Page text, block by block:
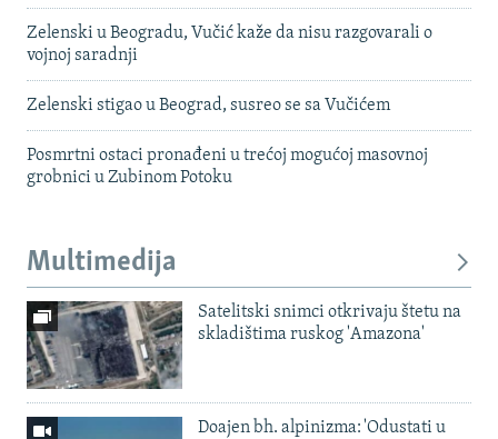
Zelenski u Beogradu, Vučić kaže da nisu razgovarali o
vojnoj saradnji
Zelenski stigao u Beograd, susreo se sa Vučićem
Posmrtni ostaci pronađeni u trećoj mogućoj masovnoj
grobnici u Zubinom Potoku
Multimedija
Satelitski snimci otkrivaju štetu na
skladištima ruskog 'Amazona'
Doajen bh. alpinizma: 'Odustati u